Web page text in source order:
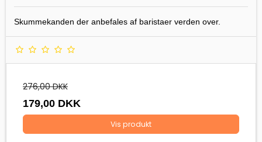
Skummekanden der anbefales af baristaer verden over.
276,00 DKK
179,00 DKK
Vis produkt